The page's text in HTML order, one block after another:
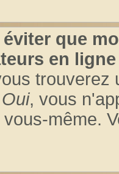
que
en
trouverez
Oui, vous
même.